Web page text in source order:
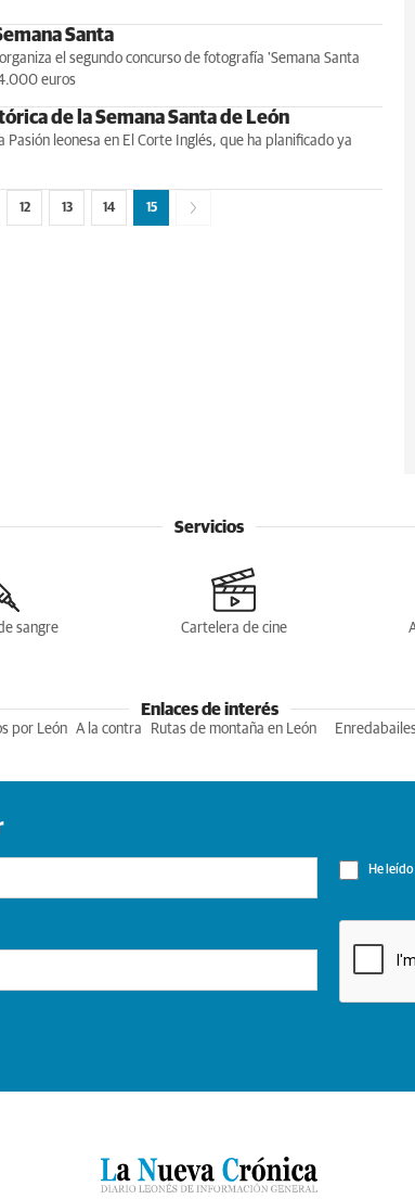
Santa
el segundo concurso de fotografía 'Semana Santa
euros
de la Semana Santa de León
leonesa en El Corte Inglés, que ha planificado ya
12 13 14 15
Servicios
sangre Cartelera de cine
Enlaces de interés
por León A la contra Rutas de montaña en León
He